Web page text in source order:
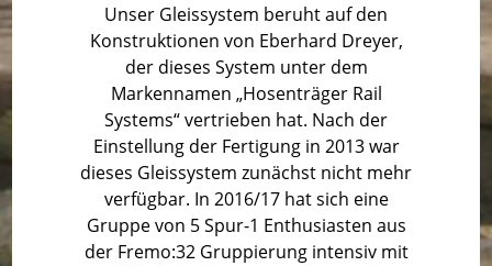
Unser Gleissystem beruht auf den
Konstruktionen von Eberhard Dreyer,
der dieses System unter dem
Markennamen „Hosenträger Rail
Systems“ vertrieben hat. Nach der
Einstellung der Fertigung in 2013 war
dieses Gleissystem zunächst nicht mehr
verfügbar. In 2016/17 hat sich eine
Gruppe von 5 Spur-1 Enthusiasten aus
der Fremo:32 Gruppierung intensiv mit